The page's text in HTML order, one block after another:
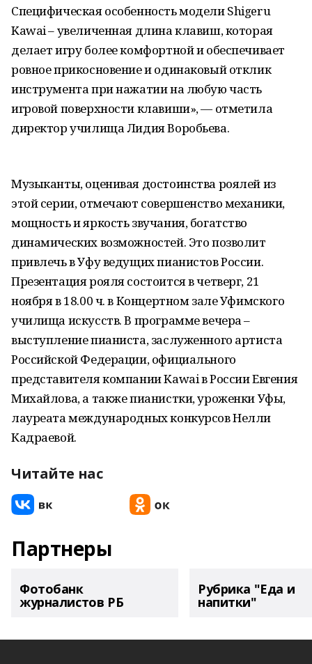
Специфическая особенность модели Shigeru
Kawai – увеличенная длина клавиш, которая
делает игру более комфортной и обеспечивает
ровное прикосновение и одинаковый отклик
инструмента при нажатии на любую часть
игровой поверхности клавиши», — отметила
директор училища Лидия Воробьева.
Музыканты, оценивая достоинства роялей из
этой серии, отмечают совершенство механики,
мощность и яркость звучания, богатство
динамических возможностей. Это позволит
привлечь в Уфу ведущих пианистов России.
Презентация рояля состоится в четверг, 21
ноября в 18.00 ч. в Концертном зале Уфимского
училища искусств. В программе вечера –
выступление пианиста, заслуженного артиста
Российской Федерации, официального
представителя компании Kawai в России Евгения
Михайлова, а также пианистки, уроженки Уфы,
лауреата международных конкурсов Нелли
Кадраевой.
Читайте нас
Партнеры
Фотобанк
журналистов РБ
Рубрика "Еда и
напитки"